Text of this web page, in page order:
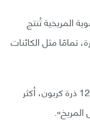
المريخية تُنتج
تمامًا مثل الكائنات
الجزيء في المركز، الذي يحتوي 12 ذرة كربون، أكثر
المريخ».